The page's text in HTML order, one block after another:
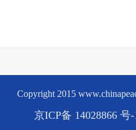
Copyright 2015
京ICP备 14028866 号-